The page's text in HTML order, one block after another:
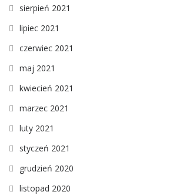
sierpień 2021
lipiec 2021
czerwiec 2021
maj 2021
kwiecień 2021
marzec 2021
luty 2021
styczeń 2021
grudzień 2020
listopad 2020